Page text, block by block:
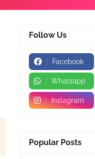
Follow Us
Facebook
Whatsapp
Instagram
Popular Posts